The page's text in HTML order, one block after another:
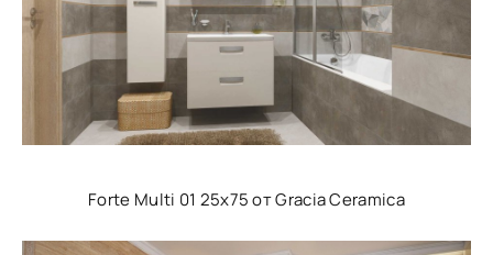
Forte Multi 01 25x75 от Gracia Ceramica